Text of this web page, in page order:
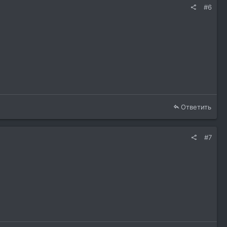
#6
Ответить
#7